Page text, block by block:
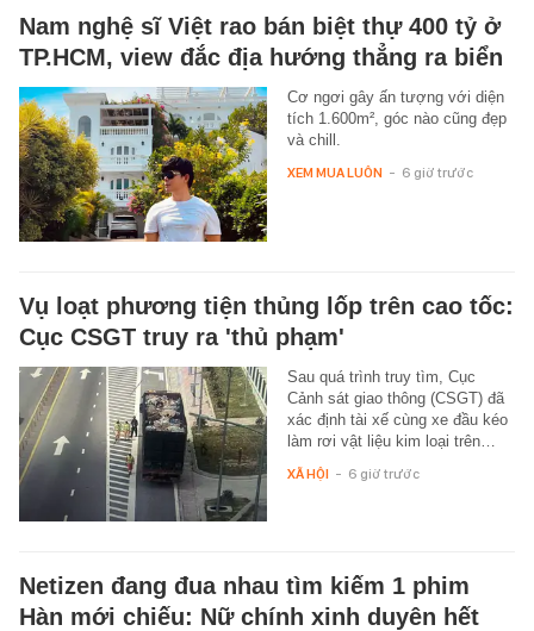
Nam nghệ sĩ Việt rao bán biệt thự 400 tỷ ở
TP.HCM, view đắc địa hướng thẳng ra biển
Cơ ngơi gây ấn tượng với diện
tích 1.600m², góc nào cũng đẹp
và chill.
XEM MUA LUÔN - 6 giờ trước
Vụ loạt phương tiện thủng lốp trên cao tốc:
Cục CSGT truy ra 'thủ phạm'
Sau quá trình truy tìm, Cục
Cảnh sát giao thông (CSGT) đã
xác định tài xế cùng xe đầu kéo
làm rơi vật liệu kim loại trên…
XÃ HỘI - 6 giờ trước
Netizen đang đua nhau tìm kiếm 1 phim
Hàn mới chiếu: Nữ chính xinh duyên hết